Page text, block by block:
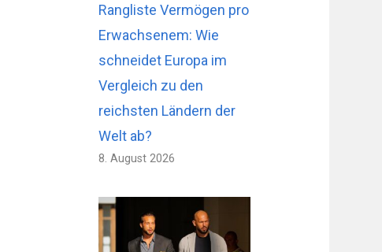
Rangliste Vermögen pro
Erwachsenem: Wie
schneidet Europa im
Vergleich zu den
reichsten Ländern der
Welt ab?
8. August 2026